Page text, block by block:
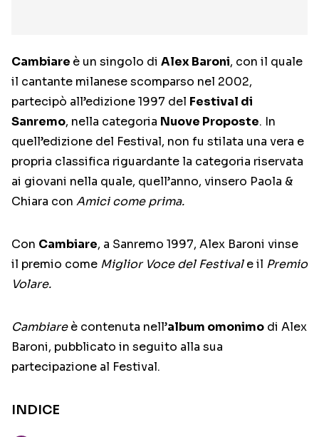
Cambiare è un singolo di Alex Baroni, con il quale
il cantante milanese scomparso nel 2002,
partecipò all’edizione 1997 del Festival di
Sanremo, nella categoria Nuove Proposte. In
quell’edizione del Festival, non fu stilata una vera e
propria classifica riguardante la categoria riservata
ai giovani nella quale, quell’anno, vinsero Paola &
Chiara con Amici come prima.
Con Cambiare, a Sanremo 1997, Alex Baroni vinse
il premio come Miglior Voce del Festivale il Premio
Volare.
Cambiareè contenuta nell’album omonimo di Alex
Baroni, pubblicato in seguito alla sua
partecipazione al Festival.
INDICE